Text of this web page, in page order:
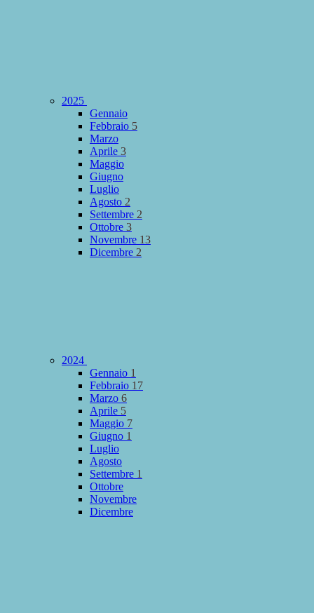
2025
Gennaio
Febbraio 5
Marzo
Aprile 3
Maggio
Giugno
Luglio
Agosto 2
Settembre 2
Ottobre 3
Novembre 13
Dicembre 2
2024
Gennaio 1
Febbraio 17
Marzo 6
Aprile 5
Maggio 7
Giugno 1
Luglio
Agosto
Settembre 1
Ottobre
Novembre
Dicembre